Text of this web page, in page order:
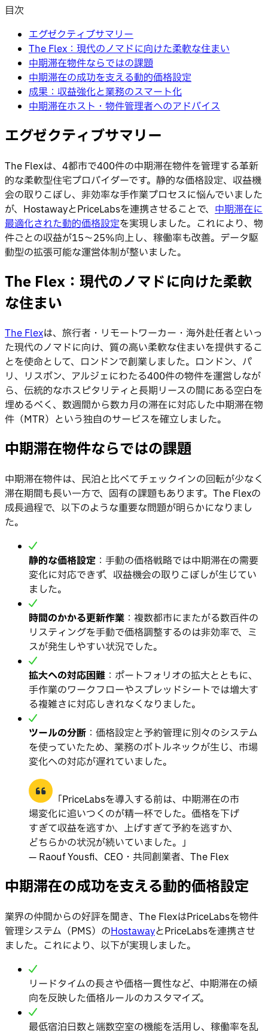
目次
エグゼクティブサマリー
The Flex：現代のノマドに向けた柔軟な住まい
中期滞在物件ならではの課題
中期滞在の成功を支える動的価格設定
成果：収益強化と業務のスマート化
中期滞在ホスト・物件管理者へのアドバイス
エグゼクティブサマリー
The Flexは、4都市で400件の中期滞在物件を管理する革新
的な柔軟型住宅プロバイダーです。静的な価格設定、収益機
会の取りこぼし、非効率な手作業プロセスに悩んでいました
が、HostawayとPriceLabsを連携させることで、 中期滞在に
最適化された動的価格設定を実現しました。これにより、物
件ごとの収益が15〜25%向上し、稼働率も改善。データ駆
動型の拡張可能な運営体制が整いました。
The Flex：現代のノマドに向けた柔軟
な住まい
The Flexは、旅行者・リモートワーカー・海外赴任者といっ
た現代のノマドに向け、質の高い柔軟な住まいを提供するこ
とを使命として、ロンドンで創業しました。ロンドン、パ
リ、リスボン、アルジェにわたる400件の物件を運営しなが
ら、伝統的なホスピタリティと長期リースの間にある空白を
埋めるべく、数週間から数カ月の滞在に対応した中期滞在物
件（MTR）という独自のサービスを確立しました。
中期滞在物件ならではの課題
中期滞在物件は、民泊と比べてチェックインの回転が少なく
滞在期間も長い一方で、固有の課題もあります。The Flexの
成長過程で、以下のような重要な問題が明らかになりまし
た。
静的な価格設定 ：手動の価格戦略では中期滞在の需要
変化に対応できず、収益機会の取りこぼしが生じてい
ました。
時間のかかる更新作業 ：複数都市にまたがる数百件の
リスティングを手動で価格調整するのは非効率で、ミ
スが発生しやすい状況でした。
拡大への対応困難 ：ポートフォリオの拡大とともに、
手作業のワークフローやスプレッドシートでは増大す
る複雑さに対応しきれなくなりました。
ツールの分断 ：価格設定と予約管理に別々のシステム
を使っていたため、業務のボトルネックが生じ、市場
変化への対応が遅れていました。
「PriceLabsを導入する前は、中期滞在の市
場変化に追いつくのが精一杯でした。価格を下げ
すぎて収益を逃すか、上げすぎて予約を逃すか、
どちらかの状況が続いていました。」
— Raouf Yousfi、CEO・共同創業者、The Flex
中期滞在の成功を支える動的価格設定
業界の仲間からの好評を聞き、The FlexはPriceLabsを物件
管理システム（PMS）のHostawayとPriceLabsを連携させ
ました。これにより、以下が実現しました。
リードタイムの長さや価格一貫性など、中期滞在の傾
向を反映した価格ルールのカスタマイズ。
最低宿泊日数と端数空室の機能を活用し、稼働率を乱